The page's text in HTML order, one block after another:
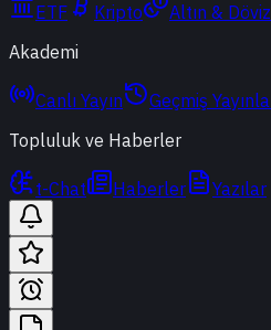
ETF
Kripto Altın & Döviz
Akademi
Canlı Yayın Geçmiş
Topluluk ve Haberler
t-Chat Haberler Yazılar